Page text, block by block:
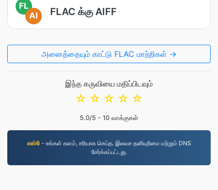
FL
AI
FLAC க்கு AIFF
அனைத்தையும் காட்டு FLAC மாற்றிகள் →
இந்த கருவியை மதிப்பிடவும்
☆
☆
☆
☆
☆
5.0/5 - 10 வாக்குகள்
எஸ்6- உங்கள் களம், சரியாக செய்த. இலவச தனியுரிமை மற்றும் DNS
சேர்க்கப்பட்டது.